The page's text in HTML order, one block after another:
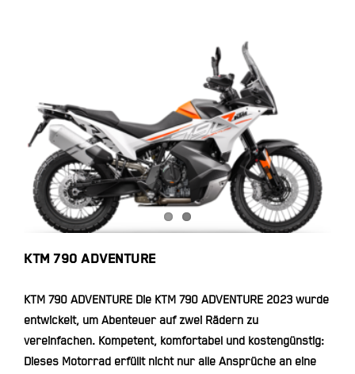
KTM 790 ADVENTURE
KTM 790 ADVENTURE
KTM 790 ADVENTURE Die KTM 790 ADVENTURE 2023 wurde
entwickelt, um Abenteuer auf zwei Rädern zu
vereinfachen. Kompetent, komfortabel und kostengünstig:
Dieses Motorrad erfüllt nicht nur alle Ansprüche an eine